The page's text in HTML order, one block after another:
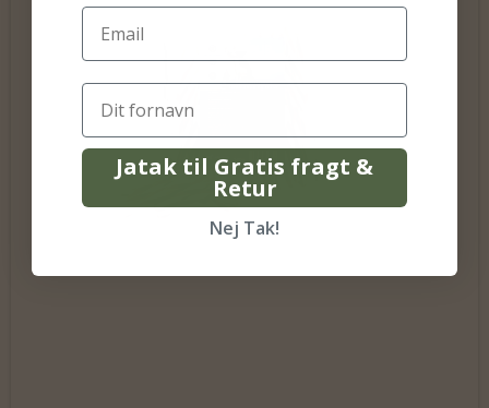
Jatak til Gratis fragt &
Retur
Nej Tak!